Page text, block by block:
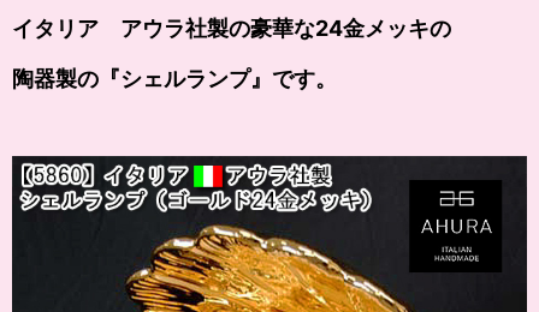
イタリア アウラ社製の豪華な24金メッキの
陶器製の 『シェルランプ』 です。